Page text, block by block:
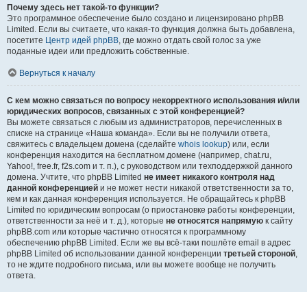
Почему здесь нет такой-то функции?
Это программное обеспечение было создано и лицензировано phpBB
Limited. Если вы считаете, что какая-то функция должна быть добавлена,
посетите Центр идей phpBB, где можно отдать свой голос за уже
поданные идеи или предложить собственные.
Вернуться к началу
С кем можно связаться по вопросу некорректного использования и/или
юридических вопросов, связанных с этой конференцией?
Вы можете связаться с любым из администраторов, перечисленных в
списке на странице «Наша команда». Если вы не получили ответа,
свяжитесь с владельцем домена (сделайте whois lookup) или, если
конференция находится на бесплатном домене (например, chat.ru,
Yahoo!, free.fr, f2s.com и т. п.), с руководством или техподдержкой данного
домена. Учтите, что phpBB Limited не имеет никакого контроля над
данной конференцией и не может нести никакой ответственности за то,
кем и как данная конференция используется. Не обращайтесь к phpBB
Limited по юридическим вопросам (о приостановке работы конференции,
ответственности за неё и т. д.), которые не относятся напрямую к сайту
phpBB.com или которые частично относятся к программному
обеспечению phpBB Limited. Если же вы всё-таки пошлёте email в адрес
phpBB Limited об использовании данной конференции третьей стороной,
то не ждите подробного письма, или вы можете вообще не получить
ответа.